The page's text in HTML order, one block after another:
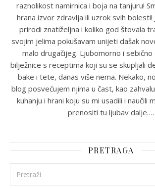
raznolikost namirnica i boja na tanjuru!
hrana izvor zdravlja ili uzrok svih bolesti!
prirodi znatiželjna i koliko god štovala
svojim jelima pokušavam unijeti dašak
malo drugačijeg. Ljubomorno i sebično
bilježnice s receptima koji su se skupljali
bake i tete, danas više nema. Nekako,
blog posvećujem njima u čast, kao
kuhanju i hrani koju su mi usadili i naučili
prenositi tu ljubav dalje….
PRETRAGA